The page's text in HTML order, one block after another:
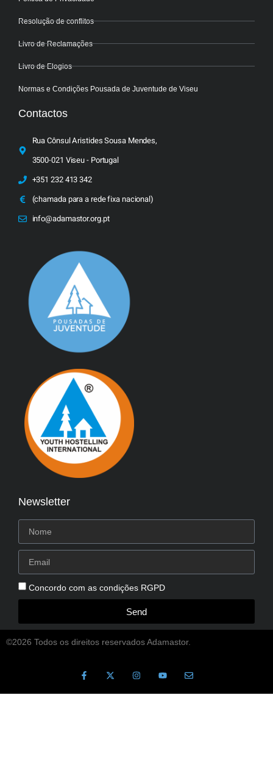
Resolução de conflitos
Livro de Reclamações
Livro de Elogios
Normas e Condições Pousada de Juventude de Viseu
Contactos
Rua Cônsul Aristides Sousa Mendes,
3500-021 Viseu - Portugal
+351 232 413 342
(chamada para a rede fixa nacional)
info@adamastor.org.pt
Newsletter
Concordo com as condições RGPD
Send
©2026 Todos os direitos reservados Adamastor.